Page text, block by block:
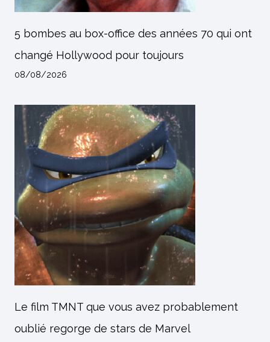
5 bombes au box-office des années 70 qui ont
changé Hollywood pour toujours
08/08/2026
Le film TMNT que vous avez probablement
oublié regorge de stars de Marvel